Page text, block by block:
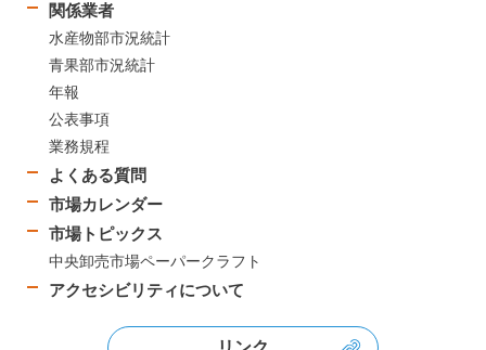
関係業者
水産物部市況統計
青果部市況統計
年報
公表事項
業務規程
よくある質問
市場カレンダー
市場トピックス
中央卸売市場ペーパークラフト
アクセシビリティについて